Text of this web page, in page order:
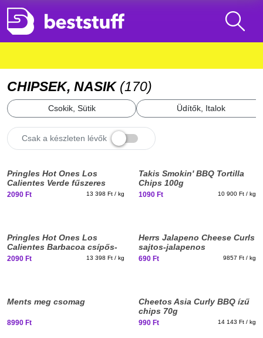
CHIPSEK, NASIK (170)
Csokik, Sütik Üdítők, Italok
Csak a készleten lévők
New
stuff
Pringles Hot Ones Los
Calientes Verde fűszeres
burgonyachips 156g
2090 Ft 13 398 Ft / kg
New
stuff
Takis Smokin' BBQ Tortilla
Chips 100g
1090 Ft 10 900 Ft / kg
New
stuff
Pringles Hot Ones Los
Calientes Barbacoa csípős-
BBQ ízű burgonyachips 156g
2090 Ft 13 398 Ft / kg
New
stuff
Herrs Jalapeno Cheese Curls
sajtos-jalapenos
kukoricachips 70g
690 Ft 9857 Ft / kg
New
stuff
Ments meg csomag
8990 Ft
New
stuff
Cheetos Asia Curly BBQ ízű
chips 70g
990 Ft 14 143 Ft / kg